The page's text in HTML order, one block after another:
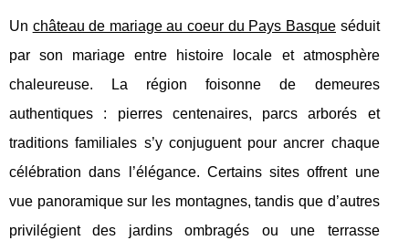
Un château de mariage au coeur du Pays Basqueséduit
par son mariage entre histoire locale et atmosphère
chaleureuse. La région foisonne de demeures
authentiques : pierres centenaires, parcs arborés et
traditions familiales s’y conjuguent pour ancrer chaque
célébration dans l’élégance. Certains sites offrent une
vue panoramique sur les montagnes, tandis que d’autres
privilégient des jardins ombragés ou une terrasse